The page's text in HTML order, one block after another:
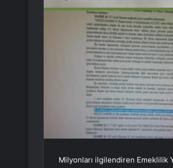
Milyonları ilgilendiren Emeklilik